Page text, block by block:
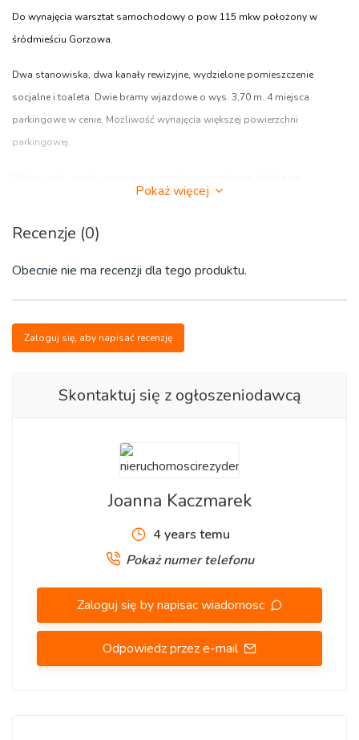
Do wynajęcia warsztat samochodowy o pow 115 mkw położony w
śródmieściu Gorzowa.
Dwa stanowiska, dwa kanały rewizyjne, wydzielone pomieszczenie
socjalne i toaleta. Dwie bramy wjazdowe o wys. 3,70 m. 4 miejsca
parkingowe w cenie. Możliwość wynajęcia większej powierzchni
parkingowej.
Istnieje możliwość wynajęcia lokalu biurowego o pow. 70 mkw tuż obok
Czynsz najmu wynosi 2850 zł netto / m-c + media.
www.nieruchomoscirezydent.pl
Pokaż więcej
Recenzje (0)
Obecnie nie ma recenzji dla tego produktu.
Zaloguj się, aby napisać recenzję
Skontaktuj się z ogłoszeniodawcą
Joanna Kaczmarek
4 years temu
Pokaż numer telefonu
Zaloguj się by napisac wiadomosc
Odpowiedz przez e-mail